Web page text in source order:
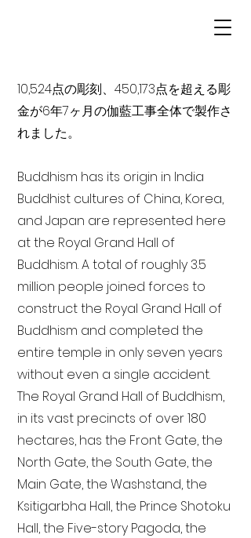
10,524点の彫刻、450,173点を超える彫
金が6年7ヶ月の伽藍工事全体で製作さ
れました。
Buddhism has its origin in India
Buddhist cultures of China, Korea,
and Japan are represented here
at the Royal Grand Hall of
Buddhism. A total of roughly 3.5
million people joined forces to
construct the Royal Grand Hall of
Buddhism and completed the
entire temple in only seven years
without even a single accident.
The Royal Grand Hall of Buddhism,
in its vast precincts of over 180
hectares, has the Front Gate, the
North Gate, the South Gate, the
Main Gate, the Washstand, the
Ksitigarbha Hall, the Prince Shotoku
Hall, the Five-story Pagoda, the